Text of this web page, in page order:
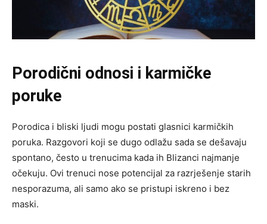
Porodični odnosi i karmičke
poruke
Porodica i bliski ljudi mogu postati glasnici karmičkih
poruka. Razgovori koji se dugo odlažu sada se dešavaju
spontano, često u trenucima kada ih Blizanci najmanje
očekuju. Ovi trenuci nose potencijal za razrješenje starih
nesporazuma, ali samo ako se pristupi iskreno i bez
maski.